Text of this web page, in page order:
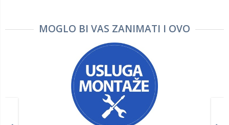
MOGLO BI VAS ZANIMATI I OVO